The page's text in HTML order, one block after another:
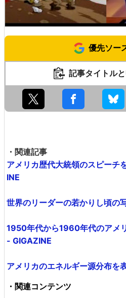
優先ソー
記事タイトル
・関連記事
アメリカ歴代大統領のスピーチ
INE
世界のリーダーの若かりし頃の
1950年代から1960年代のアメ
- GIGAZINE
アメリカのエネルギー源分布を
・関連コンテンツ